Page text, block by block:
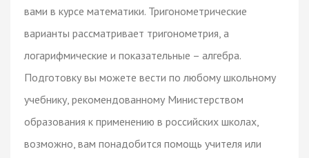
вами в курсе математики. Тригонометрические
варианты рассматривает тригонометрия, а
логарифмические и показательные – алгебра.
Подготовку вы можете вести по любому школьному
учебнику, рекомендованному Министерством
образования к применению в российских школах,
возможно, вам понадобится помощь учителя или